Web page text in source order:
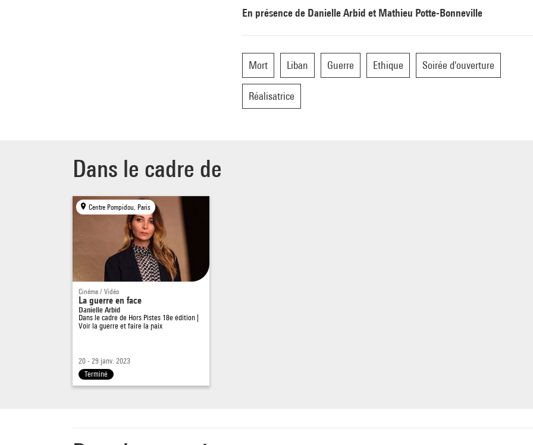
En présence de Danielle Arbid et Mathieu Potte-Bonneville
Mort Liban Guerre Ethique Soirée d'ouverture
Réalisatrice
Dans le cadre de
Centre Pompidou, Paris
Cinéma / Vidéo
La guerre en face
Danielle Arbid
Dans le cadre de Hors Pistes 18e édition |
Voir la guerre et faire la paix
20 - 29 janv. 2023
Terminé